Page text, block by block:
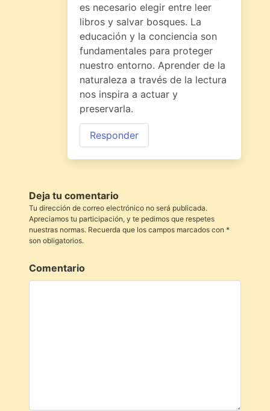
es necesario elegir entre leer
libros y salvar bosques. La
educación y la conciencia son
fundamentales para proteger
nuestro entorno. Aprender de la
naturaleza a través de la lectura
nos inspira a actuar y
preservarla.
Responder
Deja tu comentario
Tu dirección de correo electrónico no será publicada.
Apreciamos tu participación, y te pedimos que respetes
nuestras normas. Recuerda que los campos marcados con *
son obligatorios.
Comentario